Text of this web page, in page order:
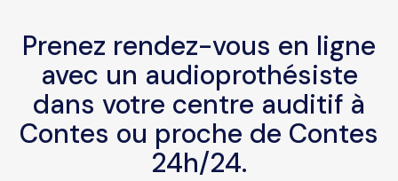
Prenez rendez-vous en ligne
avec un audioprothésiste
dans votre centre auditif à
Contes ou proche de Contes
24h/24.